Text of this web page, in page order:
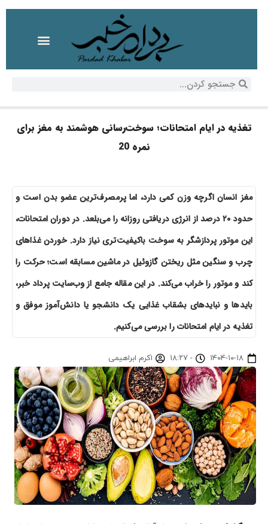
تغذیه در ایام امتحانات؛ سوخت‌رسانی هوشمند به مغز برای
نمره 20
مغز انسان اگرچه وزن کمی دارد، اما پرمصرف‌ترین عضو بدن است و
حدود ۲۰ درصد از انرژی دریافتی روزانه را می‌بلعد. در دوران امتحانات،
این موتور پردازشگر به سوخت باکیفیت‌تری نیاز دارد. خوردن غذاهای
چرب و سنگین مثل ریختن گازوئیل در ماشین مسابقه است؛ حرکت را
کند و موتور را خراب می‌کند. در این مقاله جامع از وب‌سایت پرداد خبر،
بایدها و نبایدهای بشقاب غذایی یک دانشجو یا دانش‌آموز موفق و
تغذیه در ایام امتحانات را بررسی می‌کنیم.
۱۴۰۴-۱۰-۱۸ - ۱۸:۲۷ اکرم ابراهیمی